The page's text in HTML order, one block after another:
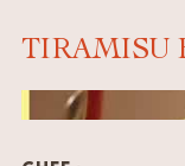
TIRAMISU
Image de